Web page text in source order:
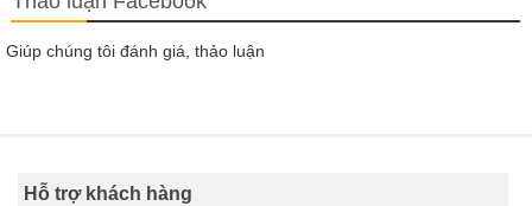
Giúp chúng tôi đánh giá, thảo luận
Hỗ trợ khách hàng